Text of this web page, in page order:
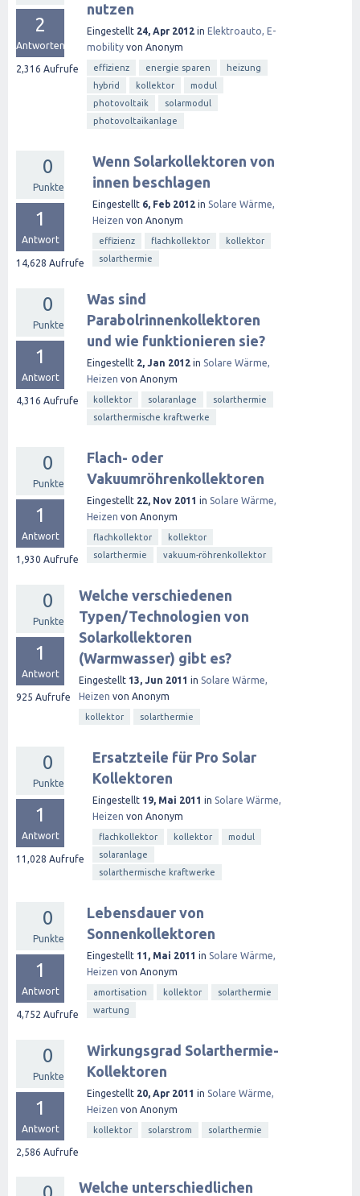
2
Antworten
2,316 Aufrufe
nutzen
Eingestellt 24, Apr 2012 in Elektroauto, E-
mobility von Anonym
effizienz energie sparen
heizung
hybrid
kollektor
modul
photovoltaik
solarmodul
photovoltaikanlage
0
Punkte
1
Antwort
14,628 Aufrufe
Wenn Solarkollektoren von
innen beschlagen
Eingestellt 6, Feb 2012 in Solare Wärme,
Heizen von Anonym
effizienz flachkollektor
kollektor
solarthermie
0
Punkte
1
Antwort
4,316 Aufrufe
Was sind
Parabolrinnenkollektoren
und wie funktionieren sie?
Eingestellt 2, Jan 2012 in Solare Wärme,
Heizen von Anonym
kollektor solaranlage
solarthermie
solarthermische kraftwerke
0
Punkte
1
Antwort
1,930 Aufrufe
Flach- oder
Vakuumröhrenkollektoren
Eingestellt 22, Nov 2011 in Solare Wärme,
Heizen von Anonym
flachkollektor
kollektor
solarthermie
vakuum-röhrenkollektor
0
Punkte
1
Antwort
925 Aufrufe
Welche verschiedenen
Typen/Technologien von
Solarkollektoren
(Warmwasser) gibt es?
Eingestellt 13, Jun 2011 in Solare Wärme,
Heizen von Anonym
kollektor solarthermie
0
Punkte
1
Antwort
11,028 Aufrufe
Ersatzteile für Pro Solar
Kollektoren
Eingestellt 19, Mai 2011 in Solare Wärme,
Heizen von Anonym
flachkollektor kollektor
modul
solaranlage
solarthermische kraftwerke
0
Punkte
1
Antwort
4,752 Aufrufe
Lebensdauer von
Sonnenkollektoren
Eingestellt 11, Mai 2011 in Solare Wärme,
Heizen von Anonym
amortisation kollektor
solarthermie
wartung
0
Punkte
1
Antwort
2,586 Aufrufe
Wirkungsgrad Solarthermie-
Kollektoren
Eingestellt 20, Apr 2011 in Solare Wärme,
Heizen von Anonym
kollektor solarstrom solarthermie
Welche unterschiedlichen